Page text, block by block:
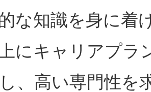
な知識を身に着
にキャリアプラ
、高い専門性を